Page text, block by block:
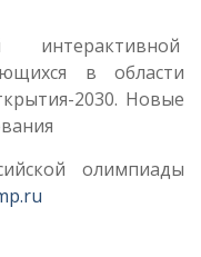
интерактивной
в области
2030. Новые
олимпиады